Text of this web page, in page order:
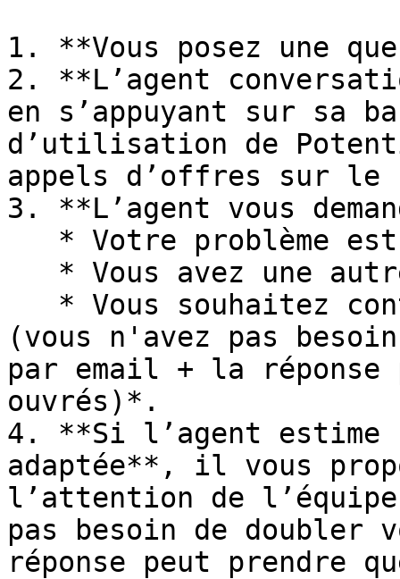
1. **Vous posez une
2. **L’agent
en s’appuyant sur sa
d’utilisation de
appels d’offres sur le
3. **L’agent vous
(vous n'avez pas
par email + la réponse
ouvrés)*.
4. **Si l’agent estime
adaptée**, il vous
l’attention de
pas besoin de doubler
réponse peut prendre